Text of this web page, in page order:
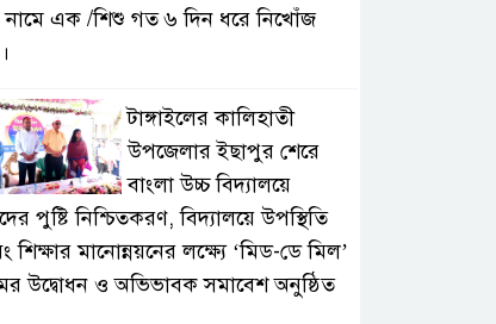
নামে এক /শিশু গত ৬ দিন ধরে নিখোঁজ
টাঙ্গাইলের কালিহাতী
উপজেলার ইছাপুর শেরে
বাংলা উচ্চ বিদ্যালয়ে
পুষ্টি নিশ্চিতকরণ, বিদ্যালয়ে উপস্থিতি
শিক্ষার মানোন্নয়নের লক্ষ্যে ‘মিড-ডে মিল’
উদ্বোধন ও অভিভাবক সমাবেশ অনুষ্ঠিত